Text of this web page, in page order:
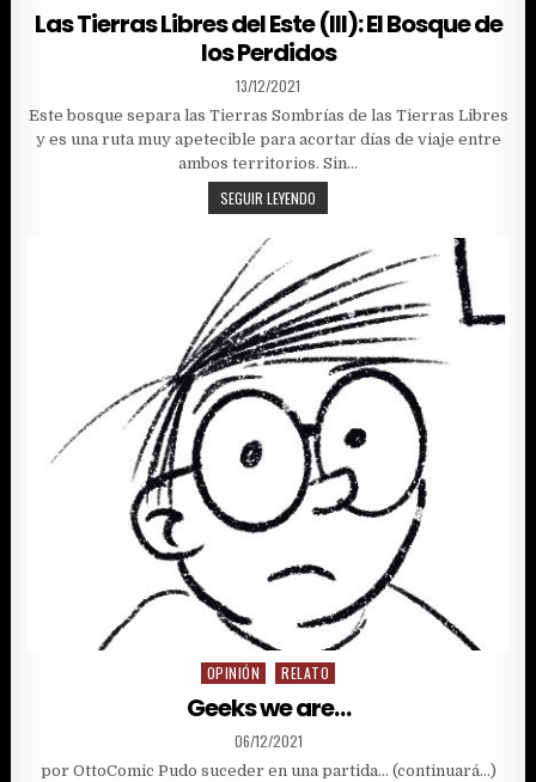
in
Las Tierras Libres del Este (III): El Bosque de
los Perdidos
PUBLISHED
DATE:
13/12/2021
Este bosque separa las Tierras Sombrías de las Tierras Libres
y es una ruta muy apetecible para acortar días de viaje entre
ambos territorios. Sin…
SEGUIR LEYENDO
TIERRAS
ESTE
(III):
EL
BOSQUE
DE
LOS
PERDIDOS
Posted
in
OPINIÓN RELATO
Geeks we are…
PUBLISHED
DATE:
06/12/2021
por OttoComic Pudo suceder en una partida… (continuará…)